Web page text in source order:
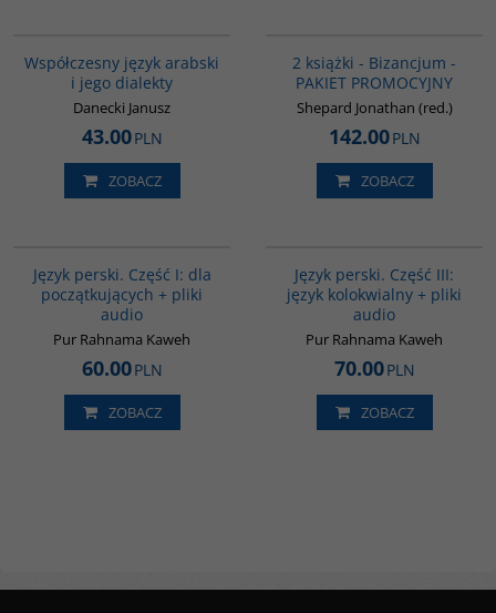
Współczesny język arabski
i jego dialekty
Danecki Janusz
43.00PLN
ZOBACZ
2 książki - Bizancjum -
PAKIET PROMOCYJNY
Shepard Jonathan (red.)
142.00PLN
ZOBACZ
Język perski. Część I: dla
początkujących + pliki
audio
Pur Rahnama Kaweh
60.00PLN
ZOBACZ
Język perski. Część III:
język kolokwialny + pliki
audio
Pur Rahnama Kaweh
70.00PLN
ZOBACZ